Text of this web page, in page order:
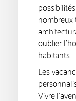
nombreux
oublier
habitants.
Les
Vivre